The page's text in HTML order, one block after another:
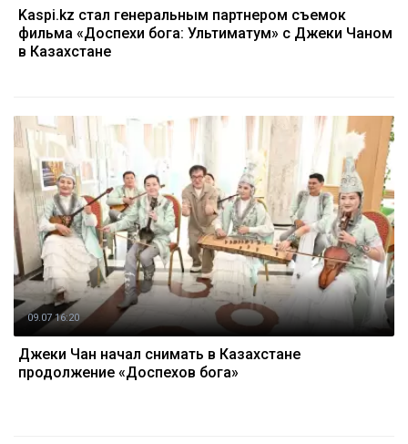
Kaspi.kz стал генеральным партнером съемок
фильма «Доспехи бога: Ультиматум» с Джеки Чаном
в Казахстане
09.07 16:20
Джеки Чан начал снимать в Казахстане
продолжение «Доспехов бога»